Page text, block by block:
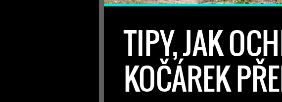
TIPY, JAK
KOČÁREK